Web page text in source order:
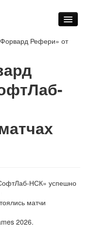
Рефери» от
матчи
2026.